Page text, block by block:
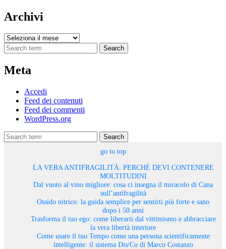
Archivi
Archivi
Search
Meta
Accedi
Feed dei contenuti
Feed dei commenti
WordPress.org
Search
go to top
LA VERA ANTIFRAGILITÀ: PERCHÉ DEVI CONTENERE
MOLTITUDINI
Dal vuoto al vino migliore: cosa ci insegna il miracolo di Cana
sull’antifragilità
Ossido nitrico: la guida semplice per sentirti più forte e sano
dopo i 50 anni
Trasforma il tuo ego: come liberarti dal vittimismo e abbracciare
la vera libertà interiore
Come usare il tuo Tempo come una persona scientificamente
intelligente: il sistema Dis/Co di Marco Costanzo